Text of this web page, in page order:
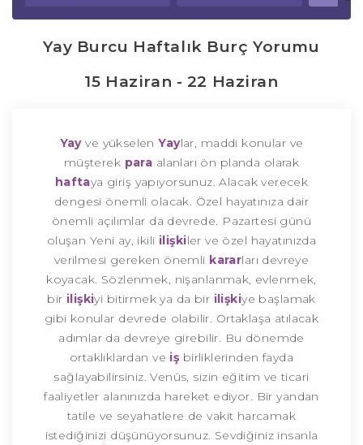
Yay Burcu Haftalık Burç Yorumu
15 Haziran - 22 Haziran
Yayve yükselenYaylar, maddi konular ve
müşterek para alanları ön planda olarak
haftaya giriş yapıyorsunuz. Alacak verecek
dengesi önemli olacak. Özel hayatınıza dair
önemli açılımlar da devrede. Pazartesi günü
oluşan Yeni ay, ikili ilişkiler ve özel hayatınızda
verilmesi gereken önemli kararları devreye
koyacak. Sözlenmek, nişanlanmak, evlenmek,
bir ilişkiyi bitirmek ya da bir ilişkiye başlamak
gibi konular devrede olabilir. Ortaklaşa atılacak
adımlar da devreye girebilir. Bu dönemde
ortaklıklardan ve iş birliklerinden fayda
sağlayabilirsiniz. Venüs, sizin eğitim ve ticari
faaliyetler alanınızda hareket ediyor. Bir yandan
tatile ve seyahatlere de vakit harcamak
istediğinizi düşünüyorsunuz. Sevdiğiniz insanla